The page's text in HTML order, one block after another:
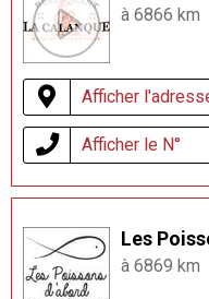
à 6866 km
Afficher
Afficher le N°
Les
à 6869 km